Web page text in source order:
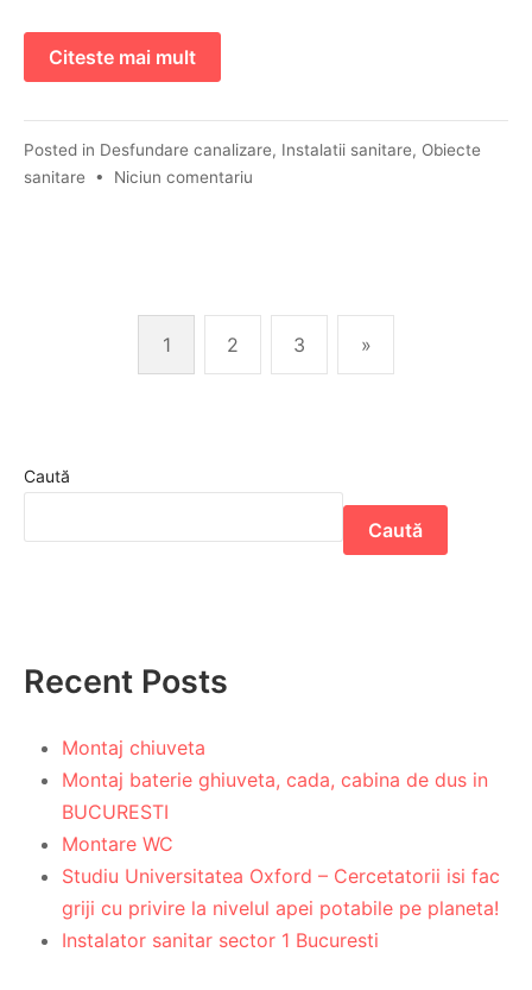
Citeste mai mult
Posted in Desfundare canalizare, Instalatii sanitare, Obiecte
sanitare • Niciun comentariu
1 2 3 »
Caută
Caută
Recent Posts
Montaj chiuveta
Montaj baterie ghiuveta, cada, cabina de dus in
BUCURESTI
Montare WC
Studiu Universitatea Oxford – Cercetatorii isi fac
griji cu privire la nivelul apei potabile pe planeta!
Instalator sanitar sector 1 Bucuresti